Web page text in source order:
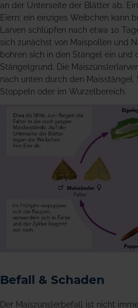
an der Unterseite der Blätter ab.
Eiern; ein einziges Weibchen kann
Larven schlüpfen nach etwa 10
sich zunächst von Maispollen und
bohren sich in den Stängel ein und
Stängelgrund. Die
nach unten durch den
Stoppeln oder im Wurzelbereich.
Befall & Schaden
Der Maiszünslerbefall ist nicht